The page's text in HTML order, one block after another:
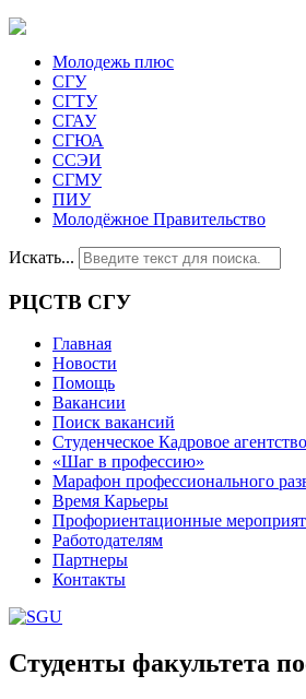
Молодежь плюс
СГУ
СГТУ
СГАУ
СГЮА
ССЭИ
СГМУ
ПИУ
Молодёжное Правительство
Искать...
РЦСТВ СГУ
Главная
Новости
Помощь
Вакансии
Поиск вакансий
Студенческое Кадровое агентство
«Шаг в профессию»
Марафон профессионального
Время Карьеры
Профориентационные
Работодателям
Партнеры
Контакты
Шаблоны Joomla 3 здесь:http://
Студенты факультета